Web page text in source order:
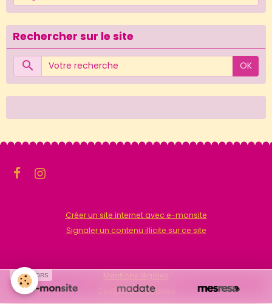
Rechercher sur le site
OK
Créer un site internet avec e-monsite
Signaler un contenu illicite sur ce site
Mentions légales
Gestion des cookies
SPONSORS